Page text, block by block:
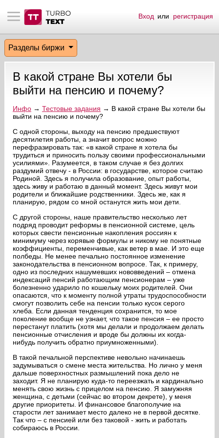
материалы
биржи
пользователи
эфир
на сайте
пользователей
сообщения
по форуму
Вход или регистрация
Разделы биржи
В какой стране Вы хотели бы
выйти на пенсию и почему?
Инфо→ Тестовые задания → В какой стране Вы хотели бы
выйти на пенсию и почему?
С одной стороны, выходу на пенсию предшествуют
десятилетия работы, а значит вопрос можно
перефразировать так: «в какой стране я хотела бы
трудиться и приносить пользу своими профессиональными
усилиями». Разумеется, в таком случае я без долгих
раздумий отвечу - в России: в государстве, которое считаю
Родиной. Здесь я получила образование, опыт работы,
здесь живу и работаю в данный момент. Здесь живут мои
родители и ближайшие родственники. Здесь же, как я
планирую, рядом со мной останутся жить мои дети.
С другой стороны, наше правительство несколько лет
подряд проводит реформы в пенсионной системе, цель
которых свести пенсионные накопления россиян к
минимуму через корявые формулы и никому не понятные
коэффициенты, переменчивые, как ветер в мае. И это еще
полбеды. Не менее печально постоянное изменение
законодательства в пенсионном вопросе. Так, к примеру,
одно из последних нашумевших нововведений – отмена
индексаций пенсий работающим пенсионерам – уже
болезненно ударило по кошельку моих родителей. Они
опасаются, что к моменту полной утраты трудоспособности
смогут позволить себе на пенсии только кусок серого
хлеба. Если данная тенденция сохранится, то мое
поколение вообще не узнает, что такое пенсия – ее просто
перестанут платить (хотя мы делали и продолжаем делать
пенсионные отчисления и вроде бы должны их когда-
нибудь получить обратно приумноженными).
В такой печальной перспективе невольно начинаешь
задумываться о смене места жительства. Но лично у меня
дальше поверхностных размышлений пока дело не
заходит. Я не планирую куда-то переезжать и кардинально
менять свою жизнь с прицелом на пенсию. Я замужняя
женщина, с детьми (сейчас во втором декрете), у меня
другие приоритеты. И финансовое благополучие на
старости лет занимает место далеко не в первой десятке.
Так что – с пенсией или без таковой - жить и работать
собираюсь в России.